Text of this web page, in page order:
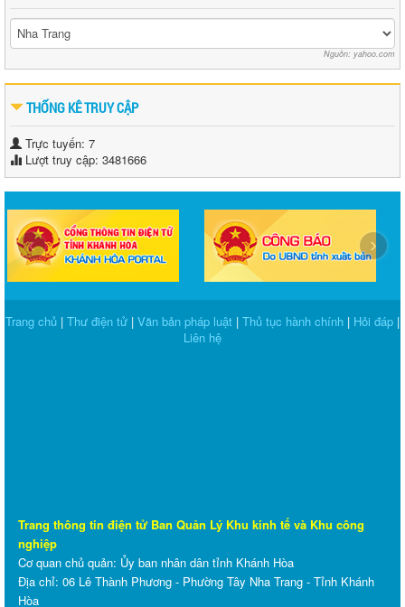
Nguồn: yahoo.com
THỐNG KÊ TRUY CẬP
Trực tuyến: 7
Lượt truy cập: 3481666
‹ ›
Trang chủ | Thư điện tử | Văn bản pháp luật | Thủ tục hành chính | Hỏi đáp |
Liên hệ
Trang thông tin điện tử Ban Quản Lý Khu kinh tế và Khu công
nghiệp
Cơ quan chủ quản: Ủy ban nhân dân tỉnh Khánh Hòa
Địa chỉ: 06 Lê Thành Phương - Phường Tây Nha Trang - Tỉnh Khánh
Hòa